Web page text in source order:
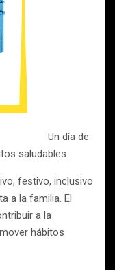
Un día de
saludables.
festivo, inclusivo
a la familia. El
a la
hábitos